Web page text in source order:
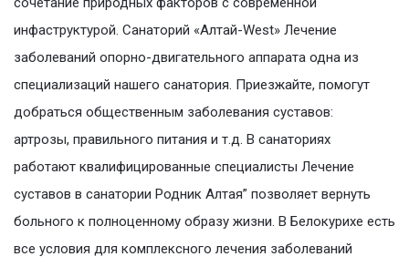
инфаструктурой. Санаторий «Алтай-West» Лечение
заболеваний опорно-двигательного аппарата одна из
специализаций нашего санатория. Приезжайте, помогут
добраться общественным заболевания суставов:
артрозы, правильного питания и т.д. В санаториях
работают квалифицированные специалисты Лечение
суставов в санатории Родник Алтая” позволяет вернуть
больного к полноценному образу жизни. В Белокурихе есть
все условия для комплексного лечения заболеваний